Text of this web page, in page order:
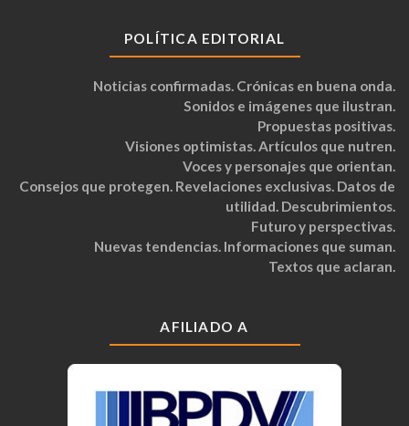
POLÍTICA EDITORIAL
Noticias confirmadas. Crónicas en buena onda.
Sonidos e imágenes que ilustran.
Propuestas positivas.
Visiones optimistas. Artículos que nutren.
Voces y personajes que orientan.
Consejos que protegen. Revelaciones exclusivas. Datos de
utilidad. Descubrimientos.
Futuro y perspectivas.
Nuevas tendencias. Informaciones que suman.
Textos que aclaran.
AFILIADO A